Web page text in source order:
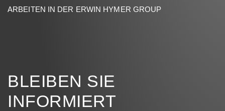
ARBEITEN IN DER ERWIN HYMER GROUP
BLEIBEN SIE
INFORMIERT